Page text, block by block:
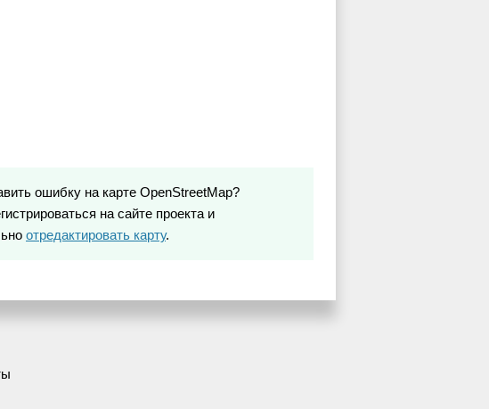
ошибку на карте OpenStreetMap?
на сайте проекта и
отредактировать карту.